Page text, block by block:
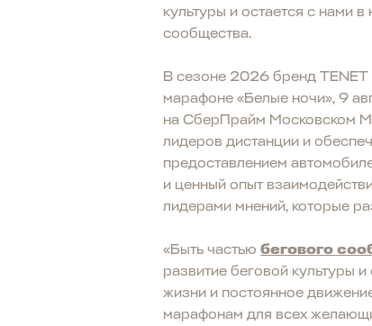
культуры и остается с нами
сообщества.
В сезоне 2026 бренд TENET
марафоне «Белые ночи», 9
на СберПрайм Московском
лидеров дистанции и
предоставлением
и ценный опыт
лидерами мнений, которые
«Быть частьюбегового
развитие беговой культуры
жизни и постоянное
марафонам для всех